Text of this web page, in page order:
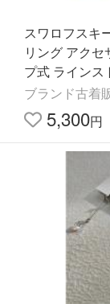
スワロフスキ
リング アクセ
プ式 ラインス
GY18 /MQ レ
ブランド古着
5,300円